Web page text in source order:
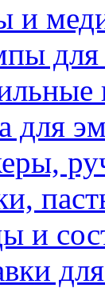
и
для
для
и